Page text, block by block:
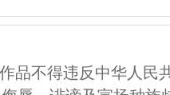
品不得违反中华人民